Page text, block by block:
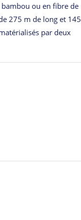
bambou ou en fibre de
275 m de long et
par deux